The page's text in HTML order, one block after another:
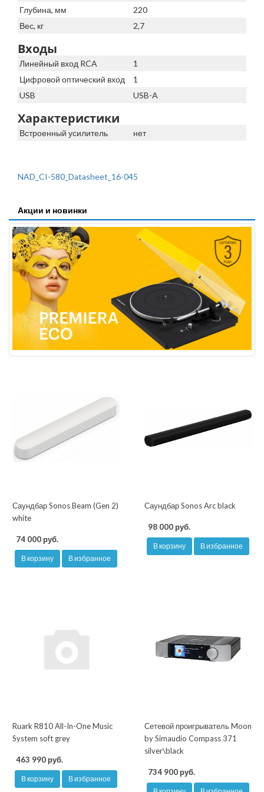
Глубина, мм
220
Вес, кг
2,7
Входы
Линейный вход RCA
1
Цифровой оптический вход
1
USB
USB-A
Характеристики
Встроенный усилитель нет
NAD_CI-580_Datasheet_16-045
Акции и новинки
Саундбар Sonos Beam (Gen 2)
white
74 000 руб.
В корзину В избранное
Саундбар Sonos Arc black
98 000 руб.
В корзину В избранное
Ruark R810 All-In-One Music
System soft grey
463 990 руб.
В корзину В избранное
Сетевой проигрыватель Moon
by Simaudio Compass 371
silver\black
734 900 руб.